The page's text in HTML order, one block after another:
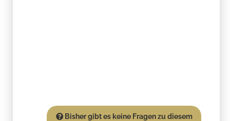
Bisher gibt es keine Fragen zu diesem